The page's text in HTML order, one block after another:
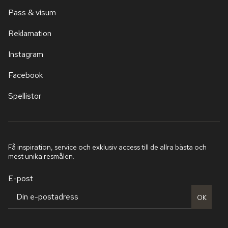
Pass & visum
Reklamation
Instagram
Facebook
Spellistor
Få inspiration, service och exklusiv access till de allra bästa och
mest unika resmålen.
E-post
OK